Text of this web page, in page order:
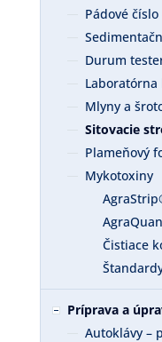
Pádové
Durum
Mlyny a
Sitovacie
Plameňový
Mykotoxiny
Čistiace
Príprava a
Autoklávy –